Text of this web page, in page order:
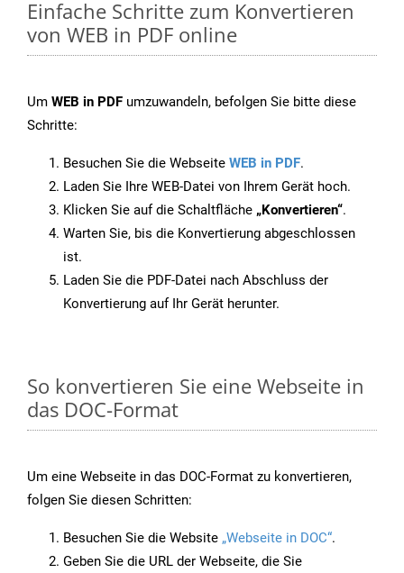
Einfache Schritte zum Konvertieren
von WEB in PDF online
Um WEB in PDF umzuwandeln, befolgen Sie bitte diese
Schritte:
Besuchen Sie die Webseite WEB in PDF.
Laden Sie Ihre WEB-Datei von Ihrem Gerät hoch.
Klicken Sie auf die Schaltfläche „Konvertieren“.
Warten Sie, bis die Konvertierung abgeschlossen
ist.
Laden Sie die PDF-Datei nach Abschluss der
Konvertierung auf Ihr Gerät herunter.
So konvertieren Sie eine Webseite in
das DOC-Format
Um eine Webseite in das DOC-Format zu konvertieren,
folgen Sie diesen Schritten:
Besuchen Sie die Website „Webseite in DOC“.
Geben Sie die URL der Webseite, die Sie